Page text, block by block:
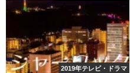
2019年テレビ・ドラマ